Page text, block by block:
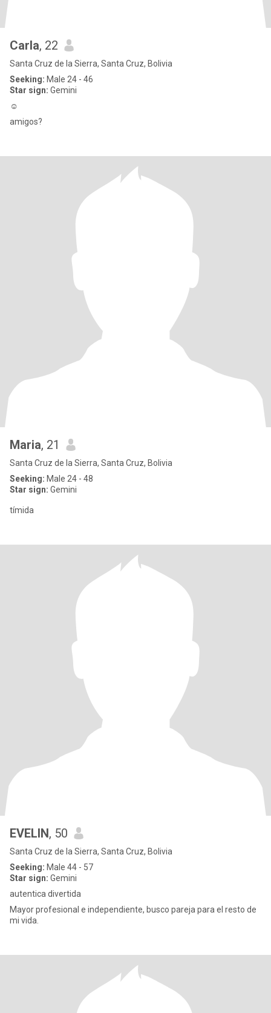
Carla, 22
Santa Cruz de la Sierra, Santa Cruz, Bolivia
Seeking: Male 24 - 46
Star sign: Gemini
☺️
amigos?
Maria, 21
Santa Cruz de la Sierra, Santa Cruz, Bolivia
Seeking: Male 24 - 48
Star sign: Gemini
tímida
EVELIN, 50
Santa Cruz de la Sierra, Santa Cruz, Bolivia
Seeking: Male 44 - 57
Star sign: Gemini
autentica divertida
Mayor profesional e independiente, busco pareja para el resto de
mi vida.